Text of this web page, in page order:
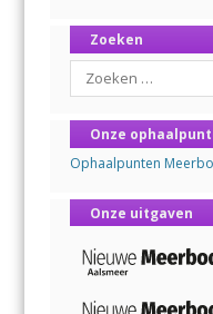
Zoeken
Search
Onze
Ophaalpunten
Onze uitgaven